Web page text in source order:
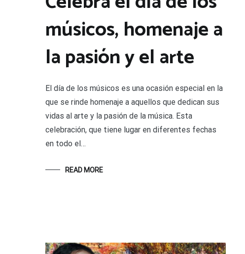
músicos, homenaje a
la pasión y el arte
El día de los músicos es una ocasión especial en la
que se rinde homenaje a aquellos que dedican sus
vidas al arte y la pasión de la música. Esta
celebración, que tiene lugar en diferentes fechas
en todo el…
READ MORE